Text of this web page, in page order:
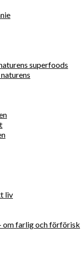
superfoods
liv
om farlig och förförisk